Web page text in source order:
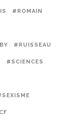
#ROMAIN
#RUISSEAU
#SCIENCES